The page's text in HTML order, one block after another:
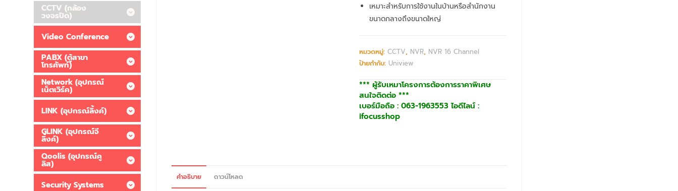
เหมาะสำหรับการใช้งานในบ้านหรือสำนักงาน
ขนาดกลางถึงขนาดใหญ่
หมวดหมู่: CCTV, NVR, NVR 16 Channel
ป้ายกำกับ: Uniview
*** ผู้รับเหมาโครงการต้องการราคาพิเศษ
สนใจติดต่อ ***
เบอร์มือถือ : 063-1963553 ไอดีไลน์ :
ifocusshop
คำอธิบาย ดาวน์โหลด
CCTV (กล้อง
วงจรปิด)
Video Conference
PABX (ตู้สาขา
โทรศัพท์)
Network (อุปกรณ์
เน็ตเวิร์ค)
LINK (อุปกรณ์ลิ้งค์)
GLINK (อุปกรณ์จี
ลิ้งค์)
Qoolis (อุปกรณ์คู
ลิส)
Security Systems